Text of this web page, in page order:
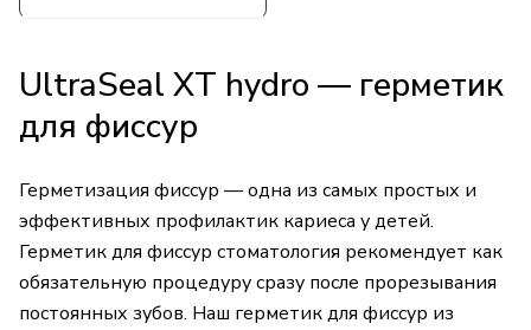
UltraSeal XT hydro — герметик
для фиссур
Герметизация фиссур — одна из самых простых и
эффективных профилактик кариеса у детей.
Герметик для фиссур стоматология рекомендует как
обязательную процедуру сразу после прорезывания
постоянных зубов. Наш герметик для фиссур из